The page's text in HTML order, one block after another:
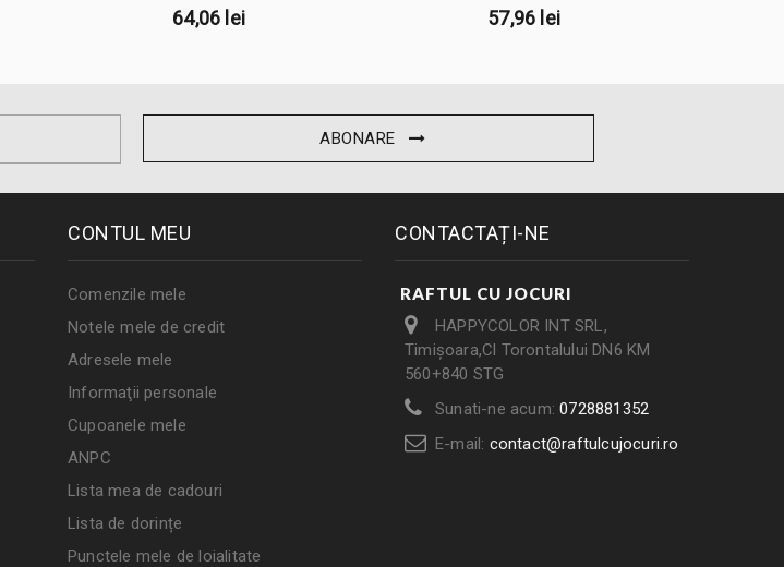
64,06 lei 57,96 lei
ABONARE
CONTUL MEU
Comenzile mele
Notele mele de credit
Adresele mele
Informaţii personale
Cupoanele mele
ANPC
Lista mea de cadouri
Lista de dorințe
Punctele mele de loialitate
CONTACTAȚI-NE
RAFTUL CU JOCURI
HAPPYCOLOR INT SRL,
Timișoara,Cl Torontalului DN6 KM
560+840 STG
Sunati-ne acum:0728881352
E-mail: contact@raftulcujocuri.ro